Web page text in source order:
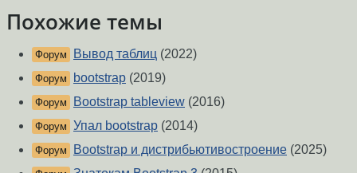
Похожие темы
Форум Вывод таблиц (2022)
Форум bootstrap (2019)
Форум Bootstrap tableview (2016)
Форум Упал bootstrap (2014)
Форум Bootstrap и дистрибьютивостроение (2025)